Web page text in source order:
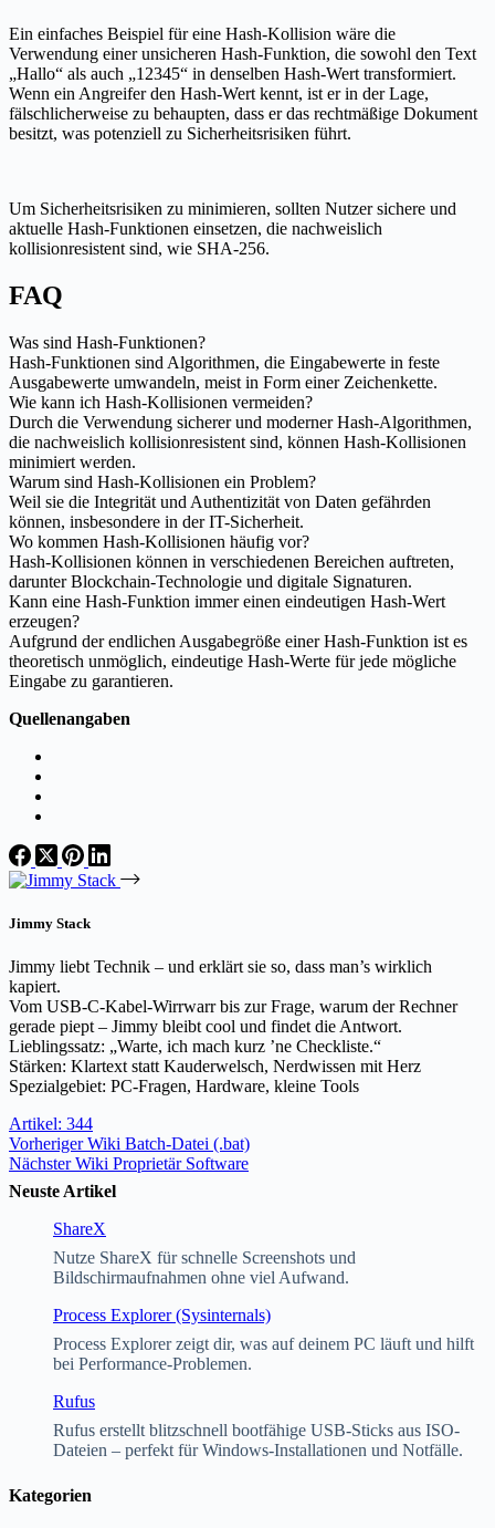
Ein einfaches Beispiel für eine Hash-Kollision wäre die
Verwendung einer unsicheren Hash-Funktion, die sowohl den Text
„Hallo“ als auch „12345“ in denselben Hash-Wert transformiert.
Wenn ein Angreifer den Hash-Wert kennt, ist er in der Lage,
fälschlicherweise zu behaupten, dass er das rechtmäßige Dokument
besitzt, was potenziell zu Sicherheitsrisiken führt.
Um Sicherheitsrisiken zu minimieren, sollten Nutzer sichere und
aktuelle Hash-Funktionen einsetzen, die nachweislich
kollisionresistent sind, wie SHA-256.
FAQ
Was sind Hash-Funktionen?
Hash-Funktionen sind Algorithmen, die Eingabewerte in feste
Ausgabewerte umwandeln, meist in Form einer Zeichenkette.
Wie kann ich Hash-Kollisionen vermeiden?
Durch die Verwendung sicherer und moderner Hash-Algorithmen,
die nachweislich kollisionresistent sind, können Hash-Kollisionen
minimiert werden.
Warum sind Hash-Kollisionen ein Problem?
Weil sie die Integrität und Authentizität von Daten gefährden
können, insbesondere in der IT-Sicherheit.
Wo kommen Hash-Kollisionen häufig vor?
Hash-Kollisionen können in verschiedenen Bereichen auftreten,
darunter Blockchain-Technologie und digitale Signaturen.
Kann eine Hash-Funktion immer einen eindeutigen Hash-Wert
erzeugen?
Aufgrund der endlichen Ausgabegröße einer Hash-Funktion ist es
theoretisch unmöglich, eindeutige Hash-Werte für jede mögliche
Eingabe zu garantieren.
Quellenangaben
Jimmy Stack
Jimmy liebt Technik – und erklärt sie so, dass man’s wirklich
kapiert.
Vom USB-C-Kabel-Wirrwarr bis zur Frage, warum der Rechner
gerade piept – Jimmy bleibt cool und findet die Antwort.
Lieblingssatz: „Warte, ich mach kurz ’ne Checkliste.“
Stärken: Klartext statt Kauderwelsch, Nerdwissen mit Herz
Spezialgebiet: PC-Fragen, Hardware, kleine Tools
Artikel: 344
VorherigerWiki Batch-Datei (.bat)
NächsterWiki Proprietär Software
Neuste Artikel
ShareX
Nutze ShareX für schnelle Screenshots und
Bildschirmaufnahmen ohne viel Aufwand.
Process Explorer (Sysinternals)
Process Explorer zeigt dir, was auf deinem PC läuft und hilft
bei Performance-Problemen.
Rufus
Rufus erstellt blitzschnell bootfähige USB-Sticks aus ISO-
Dateien – perfekt für Windows-Installationen und Notfälle.
Kategorien